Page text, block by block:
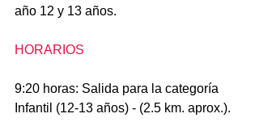
año 12 y 13 años.
HORARIOS
9:20 horas: Salida para la categoría
Infantil (12-13 años) - (2.5 km. aprox.).